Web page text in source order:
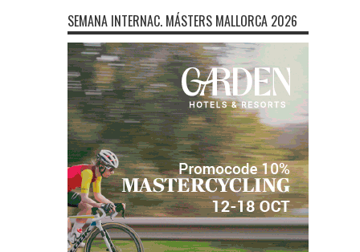
SEMANA INTERNAC. MÁSTERS MALLORCA 2026